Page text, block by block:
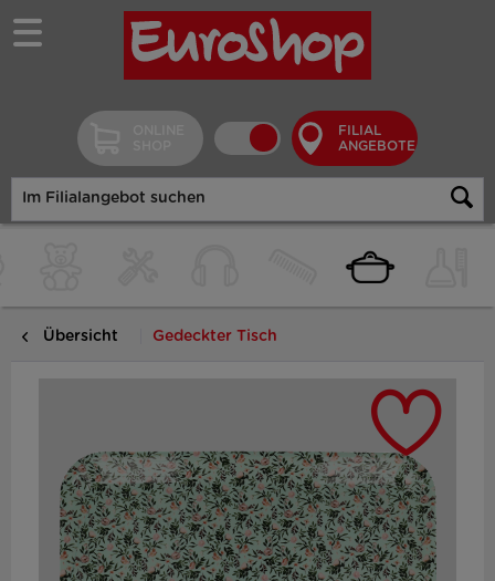
FILIAL
ANGEBOTE
Übersicht Gedeckter Tisch